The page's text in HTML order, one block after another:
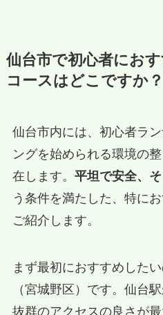
仙台市で初心者にお
コースはどこですか？
仙台市内には、初心者ラ
ングを始められる環境の
在します。 平坦で安全、
う条件を満たした、特に
ご紹介します。
まず最初におすすめしたい
（宮城野区）です。仙台
抜群のアクセスの良さが